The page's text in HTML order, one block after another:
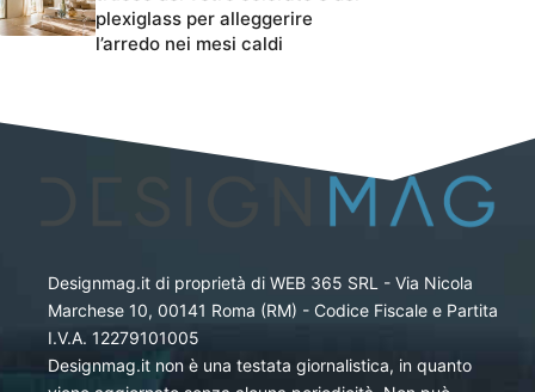
plexiglass per alleggerire
l’arredo nei mesi caldi
Designmag.it di proprietà di WEB 365 SRL - Via Nicola
Marchese 10, 00141 Roma (RM) - Codice Fiscale e Partita
I.V.A. 12279101005
Designmag.it non è una testata giornalistica, in quanto